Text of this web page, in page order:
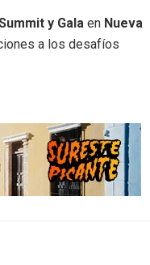
y Gala en Nueva
a los desafíos